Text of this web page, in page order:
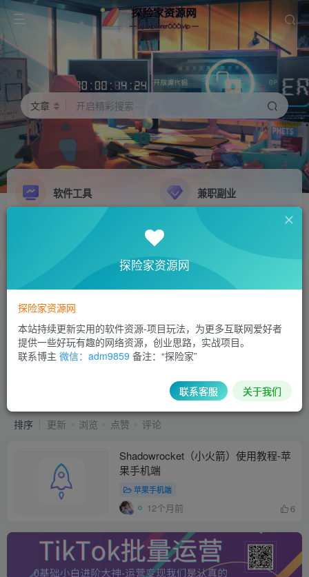
文章 开启精彩搜索
软件工具 兼职副业
精品源码
排序 更新 浏览 点赞 评论
Shadowrocket（小火箭）使用教程-苹
果手机端
苹果手机端
12个月前 6
探险家资源网
探险家资源网
本站持续更新实用的软件资源-项目玩法，为更多互联网爱好者
提供一些好玩有趣的网络资源，创业思路，实战项目。
联系博主 微信：adm9859 备注：“探险家”
联系客服 关于我们